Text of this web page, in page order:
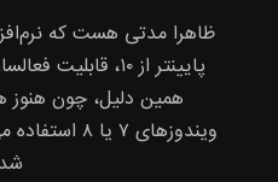
ظاهرا مدتی هست که
پایینتر از ۱۰،
همین دلیل، چون هنوز
ویندوزهای ۷